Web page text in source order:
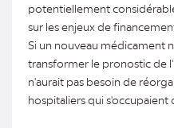
potentiellement
sur les enjeux de
Si un nouveau médicament
transformer le pronostic de
n'aurait pas besoin de
hospitaliers qui